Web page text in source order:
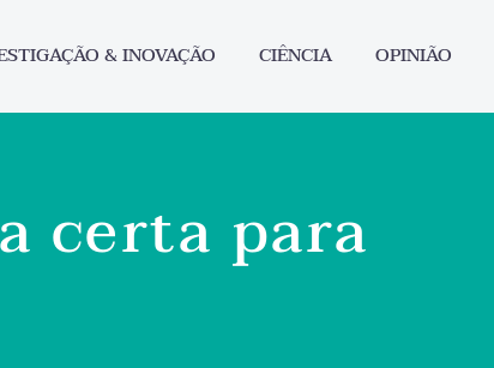
& INOVAÇÃO CIÊNCIA OPINIÃO
certa para